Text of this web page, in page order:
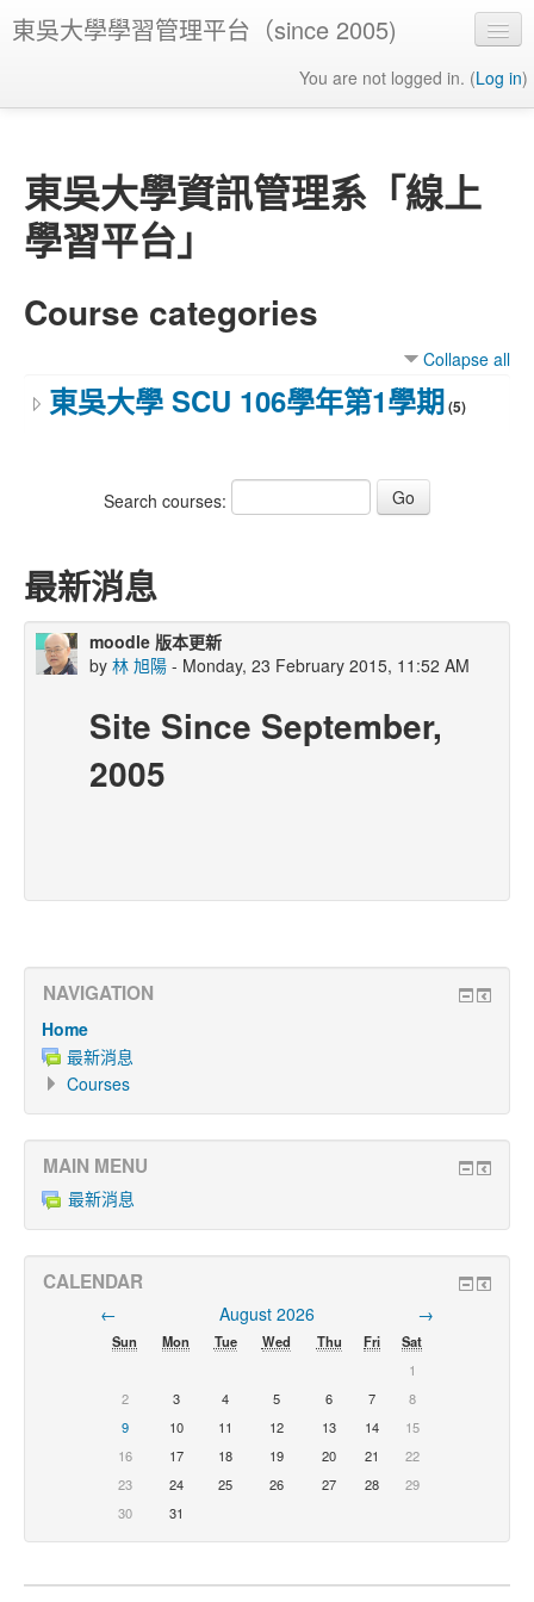
東吳大學學習管理平台（since 2005)
You are not logged in. (Log in)
東吳大學資訊管理系「線上
學習平台」
Course categories
Collapse all
東吳大學 SCU 106學年第1學期(5)
Search courses:
最新消息
moodle 版本更新
by 林 旭陽 - Monday, 23 February 2015, 11:52 AM
Site Since September,
2005
NAVIGATION
Home
最新消息
Courses
MAIN MENU
最新消息
CALENDAR
← August 2026 →
Sun Mon Tue Wed Thu Fri
Sat
1
2
3 4 5 6 7
8
9
10 11 12 13 14
15
16
17 18 19 20 21
22
23
24 25 26 27 28
29
30
31